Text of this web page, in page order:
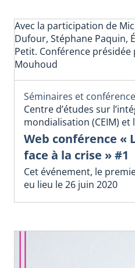
Avec la participation de
Dufour, Stéphane Paquin,
Petit. Conférence
Mouhoud
Séminaires et
Centre d’études sur
mondialisation (CEIM) et
Web conférence «
face à la crise » #1
Cet événement, le
eu lieu le 26 juin 2020